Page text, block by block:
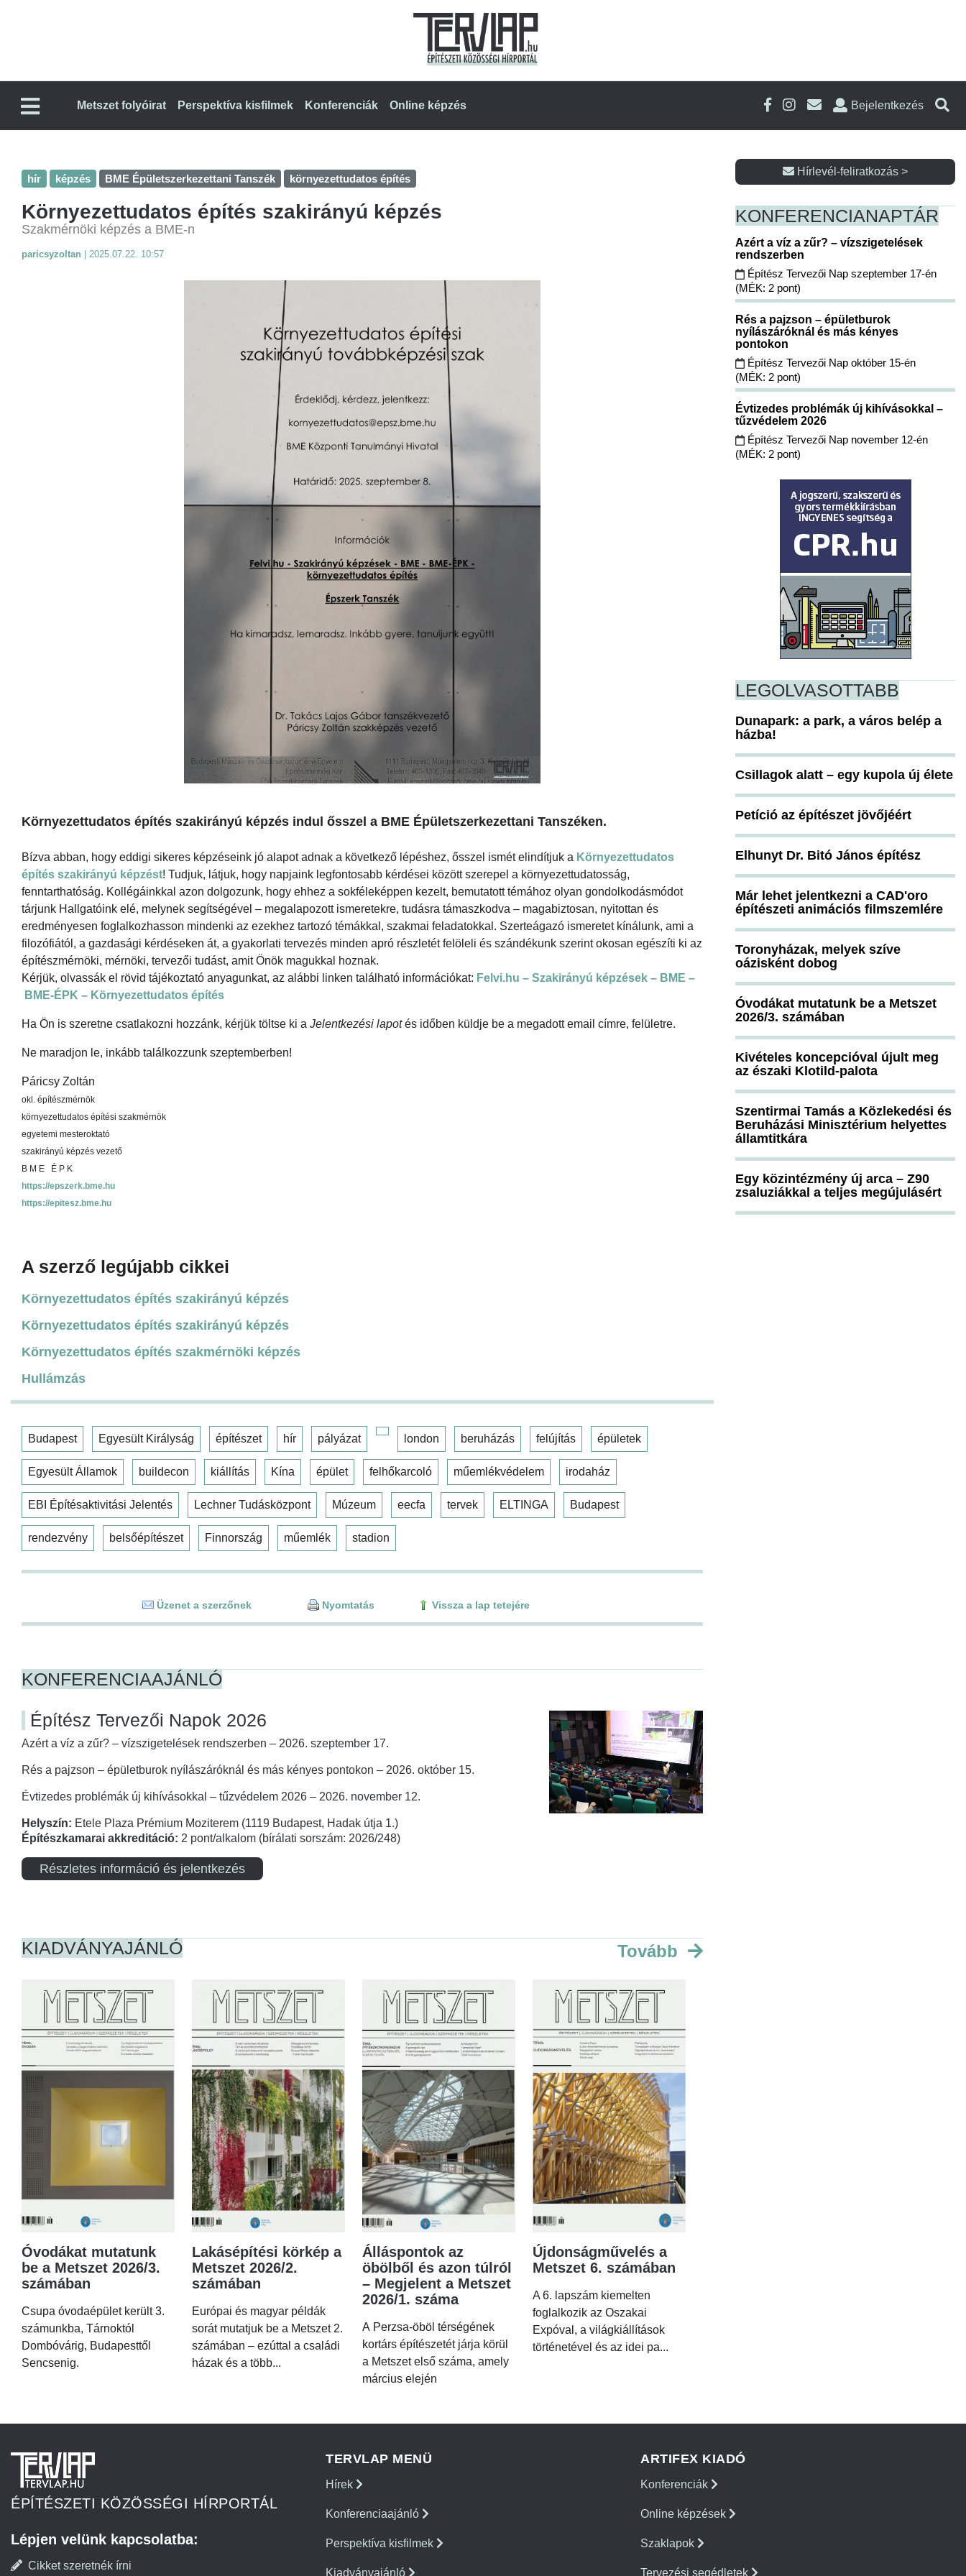
Metszet folyóirat Perspektíva kisfilmek Konferenciák Online képzés Bejelentkezés
hír képzés BME Épületszerkezettani Tanszék környezettudatos építés
Környezettudatos építés szakirányú képzés
Szakmérnöki képzés a BME-n
paricsyzoltan 2025.07.22. 10:57
Környezettudatos építés szakirányú képzés indul ősszel a BME Épületszerkezettani Tanszéken.
Bízva abban, hogy eddigi sikeres képzéseink jó alapot adnak a következő lépéshez, ősszel ismét elindítjuk a Környezettudatos
építés szakirányú képzést! Tudjuk, látjuk, hogy napjaink legfontosabb kérdései között szerepel a környezettudatosság,
fenntarthatóság. Kollégáinkkal azon dolgozunk, hogy ehhez a sokféleképpen kezelt, bemutatott témához olyan gondolkodásmódot
tárjunk Hallgatóink elé, melynek segítségével – megalapozott ismeretekre, tudásra támaszkodva – magabiztosan, nyitottan és
eredményesen foglalkozhasson mindenki az ezekhez tartozó témákkal, szakmai feladatokkal. Szerteágazó ismeretet kínálunk, ami a
filozófiától, a gazdasági kérdéseken át, a gyakorlati tervezés minden apró részletét felöleli és szándékunk szerint okosan egészíti ki az
építészmérnöki, mérnöki, tervezői tudást, amit Önök magukkal hoznak.
Kérjük, olvassák el rövid tájékoztató anyagunkat, az alábbi linken található információkat: Felvi.hu – Szakirányú képzések – BME –
BME-ÉPK – Környezettudatos építés
Ha Ön is szeretne csatlakozni hozzánk, kérjük töltse ki a Jelentkezési lapotés időben küldje be a megadott email címre, felületre.
Ne maradjon le, inkább találkozzunk szeptemberben!
Páricsy Zoltán
okl. építészmérnök
környezettudatos építési szakmérnök
egyetemi mesteroktató
szakirányú képzés vezető
B M E É P K
https://epszerk.bme.hu
https://epitesz.bme.hu
A szerző legújabb cikkei
Környezettudatos építés szakirányú képzés
Környezettudatos építés szakirányú képzés
Környezettudatos építés szakmérnöki képzés
Hullámzás
Budapest Egyesült Királyság építészet hír pályázat london beruházás felújítás épületek
Egyesült Államok buildecon kiállítás Kína épület felhőkarcoló műemlékvédelem irodaház
EBI Építésaktivitási Jelentés Lechner Tudásközpont Múzeum eecfa tervek ELTINGA Budapest
rendezvény belsőépítészet Finnország műemlék stadion
Üzenet a szerzőnek Nyomtatás Vissza a lap tetejére
KONFERENCIAAJÁNLÓ
Építész Tervezői Napok 2026
Azért a víz a zűr? – vízszigetelések rendszerben – 2026. szeptember 17.
Rés a pajzson – épületburok nyílászáróknál és más kényes pontokon – 2026. október 15.
Évtizedes problémák új kihívásokkal – tűzvédelem 2026 – 2026. november 12.
Helyszín: Etele Plaza Prémium Moziterem (1119 Budapest, Hadak útja 1.)
Építészkamarai akkreditáció: 2 pont/alkalom (bírálati sorszám: 2026/248)
Részletes információ és jelentkezés
KIADVÁNYAJÁNLÓ Tovább
Óvodákat mutatunk
be a Metszet 2026/3.
számában
Csupa óvodaépület került 3.
számunkba, Tárnoktól
Dombóvárig, Budapesttől
Sencsenig.
Lakásépítési körkép a
Metszet 2026/2.
számában
Európai és magyar példák
sorát mutatjuk be a Metszet 2.
számában – ezúttal a családi
házak és a több...
Álláspontok az
öbölből és azon túlról
– Megjelent a Metszet
2026/1. száma
A Perzsa-öböl térségének
kortárs építészetét járja körül
a Metszet első száma, amely
március elején
Újdonságművelés a
Metszet 6. számában
A 6. lapszám kiemelten
foglalkozik az Oszakai
Expóval, a világkiállítások
történetével és az idei pa...
Hírlevél-feliratkozás >
KONFERENCIANAPTÁR
Azért a víz a zűr? – vízszigetelések
rendszerben
Építész Tervezői Nap szeptember 17-én
(MÉK: 2 pont)
Rés a pajzson – épületburok
nyílászáróknál és más kényes
pontokon
Építész Tervezői Nap október 15-én
(MÉK: 2 pont)
Évtizedes problémák új kihívásokkal –
tűzvédelem 2026
Építész Tervezői Nap november 12-én
(MÉK: 2 pont)
LEGOLVASOTTABB
Dunapark: a park, a város belép a
házba!
Csillagok alatt – egy kupola új élete
Petíció az építészet jövőjéért
Elhunyt Dr. Bitó János építész
Már lehet jelentkezni a CAD'oro
építészeti animációs filmszemlére
Toronyházak, melyek szíve
oázisként dobog
Óvodákat mutatunk be a Metszet
2026/3. számában
Kivételes koncepcióval újult meg
az északi Klotild-palota
Szentirmai Tamás a Közlekedési és
Beruházási Minisztérium helyettes
államtitkára
Egy közintézmény új arca – Z90
zsaluziákkal a teljes megújulásért
ÉPÍTÉSZETI KÖZÖSSÉGI HÍRPORTÁL
Lépjen velünk kapcsolatba:
Cikket szeretnék írni
TERVLAP MENÜ
Hírek
Konferenciaajánló
Perspektíva kisfilmek
Kiadványajánló
ARTIFEX KIADÓ
Konferenciák
Online képzések
Szaklapok
Tervezési segédletek